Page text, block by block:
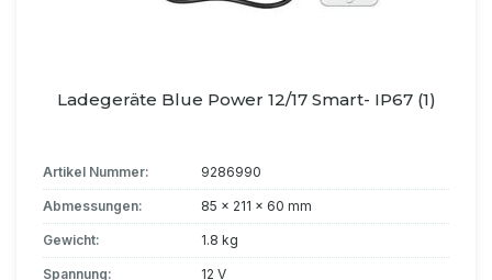
Ladegeräte Blue Power 12/17 Smart- IP67 (1)
Artikel Nummer: 9286990
Abmessungen: 85 x 211 x 60 mm
Gewicht: 1.8 kg
Spannung: 12 V